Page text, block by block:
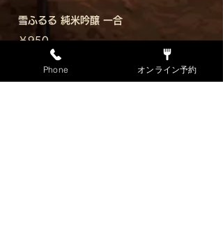
雪ふるる 純米吟醸 一合
￥950
二世古 京極 純米 一合
Phone オンライン予約